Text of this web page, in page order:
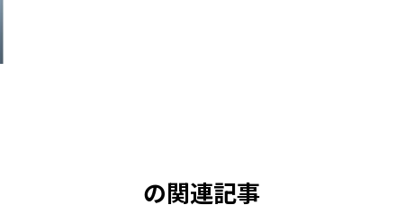
の関連記事